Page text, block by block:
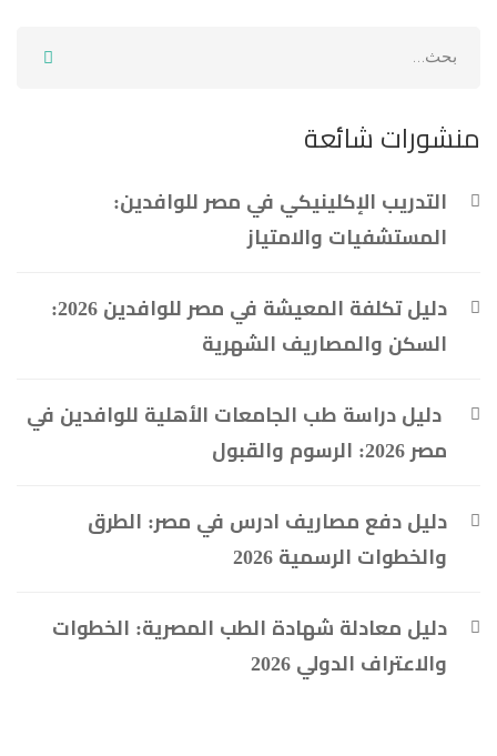
منشورات شائعة
التدريب الإكلينيكي في مصر للوافدين:
المستشفيات والامتياز
دليل تكلفة المعيشة في مصر للوافدين 2026:
السكن والمصاريف الشهرية
دليل دراسة طب الجامعات الأهلية للوافدين في
مصر 2026: الرسوم والقبول
دليل دفع مصاريف ادرس في مصر: الطرق
والخطوات الرسمية 2026
دليل معادلة شهادة الطب المصرية: الخطوات
والاعتراف الدولي 2026